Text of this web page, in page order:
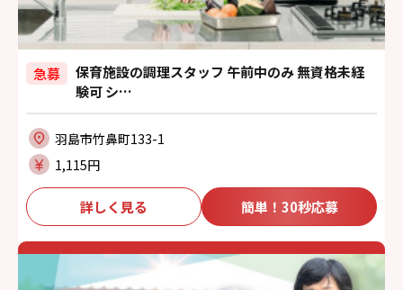
急募
保育施設の調理スタッフ 午前中のみ 無資格未経
験可 シ…
羽島市竹鼻町133-1
1,115円
詳しく見る 簡単！30秒応募